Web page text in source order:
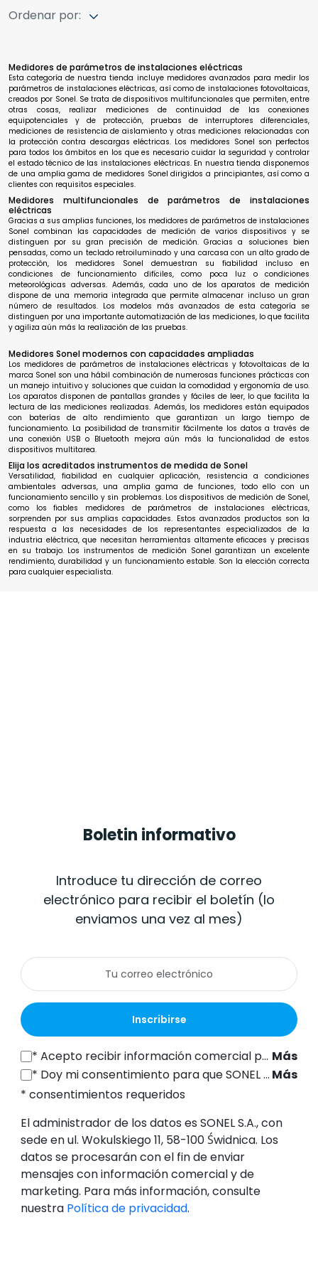
Ordenar por:
Medidores de parámetros de instalaciones eléctricas
Esta categoría de nuestra tienda incluye medidores avanzados para medir los
parámetros de instalaciones eléctricas, así como de instalaciones fotovoltaicas,
creados por Sonel. Se trata de dispositivos multifuncionales que permiten, entre
otras cosas, realizar mediciones de continuidad de las conexiones
equipotenciales y de protección, pruebas de interruptores diferenciales,
mediciones de resistencia de aislamiento y otras mediciones relacionadas con
la protección contra descargas eléctricas. Los medidores Sonel son perfectos
para todos los ámbitos en los que es necesario cuidar la seguridad y controlar
el estado técnico de las instalaciones eléctricas. En nuestra tienda disponemos
de una amplia gama de medidores Sonel dirigidos a principiantes, así como a
clientes con requisitos especiales.
Medidores multifuncionales de parámetros de instalaciones
eléctricas
Gracias a sus amplias funciones, los medidores de parámetros de instalaciones
Sonel combinan las capacidades de medición de varios dispositivos y se
distinguen por su gran precisión de medición. Gracias a soluciones bien
pensadas, como un teclado retroiluminado y una carcasa con un alto grado de
protección, los medidores Sonel demuestran su fiabilidad incluso en
condiciones de funcionamiento difíciles, como poca luz o condiciones
meteorológicas adversas. Además, cada uno de los aparatos de medición
dispone de una memoria integrada que permite almacenar incluso un gran
número de resultados. Los modelos más avanzados de esta categoría se
distinguen por una importante automatización de las mediciones, lo que facilita
y agiliza aún más la realización de las pruebas.
Medidores Sonel modernos con capacidades ampliadas
Los medidores de parámetros de instalaciones eléctricas y fotovoltaicas de la
marca Sonel son una hábil combinación de numerosas funciones prácticas con
un manejo intuitivo y soluciones que cuidan la comodidad y ergonomía de uso.
Los aparatos disponen de pantallas grandes y fáciles de leer, lo que facilita la
lectura de las mediciones realizadas. Además, los medidores están equipados
con baterías de alto rendimiento que garantizan un largo tiempo de
funcionamiento. La posibilidad de transmitir fácilmente los datos a través de
una conexión USB o Bluetooth mejora aún más la funcionalidad de estos
dispositivos multitarea.
Elija los acreditados instrumentos de medida de Sonel
Versatilidad, fiabilidad en cualquier aplicación, resistencia a condiciones
ambientales adversas, una amplia gama de funciones, todo ello con un
funcionamiento sencillo y sin problemas. Los dispositivos de medición de Sonel,
como los fiables medidores de parámetros de instalaciones eléctricas,
sorprenden por sus amplias capacidades. Estos avanzados productos son la
respuesta a las necesidades de los representantes especializados de la
industria eléctrica, que necesitan herramientas altamente eficaces y precisas
en su trabajo. Los instrumentos de medición Sonel garantizan un excelente
rendimiento, durabilidad y un funcionamiento estable. Son la elección correcta
para cualquier especialista.
Boletin informativo
Introduce tu dirección de correo
electrónico para recibir el boletín (lo
enviamos una vez al mes)
Inscribirse
*Acepto recibir información comercial por vía electrónica (a la dirección de correo electrónico indicada) de SONEL S.A., con sede en ul. Wokulskiego 11, 58-100 Świdnica, con fines de marketing, de conformidad con el artículo 398 de la Ley de 12 de julio de 2024 sobre el Derecho de las Comunicaciones Electrónicas.
Más
* Doy mi consentimiento para que SONEL S.A., con sede en ul. Wokulskiego 11, 58-100 Świdnica, procese mis datos personales (dirección de correo electrónico) con el fin de enviarme un boletín informativo con información comercial y de marketing, de conformidad con el artículo 6, apartado 1, letra a), del Reglamento General de Protección de Datos (RGPD). Más
* consentimientos requeridos
El administrador de los datos es SONEL S.A., con
sede en ul. Wokulskiego 11, 58-100 Świdnica. Los
datos se procesarán con el fin de enviar
mensajes con información comercial y de
marketing. Para más información, consulte
nuestra Política de privacidad.